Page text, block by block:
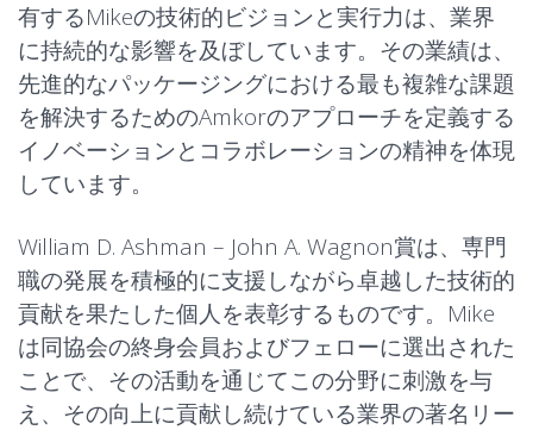
有するMikeの技術的ビジョンと実行力は、業界
に持続的な影響を及ぼしています。その業績は、
先進的なパッケージングにおける最も複雑な課題
を解決するためのAmkorのアプローチを定義する
イノベーションとコラボレーションの精神を体現
しています。
William D. Ashman – John A. Wagnon賞は、専門
職の発展を積極的に支援しながら卓越した技術的
貢献を果たした個人を表彰するものです。Mike
は同協会の終身会員およびフェローに選出された
ことで、その活動を通じてこの分野に刺激を与
え、その向上に貢献し続けている業界の著名リー